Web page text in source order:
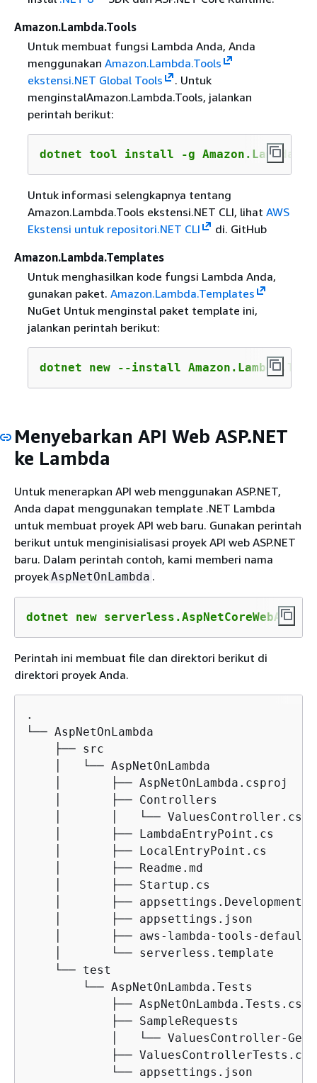
Amazon.Lambda.Tools
Untuk membuat fungsi Lambda Anda, Anda
menggunakan Amazon.Lambda.Tools
ekstensi.NET Global Tools
. Untuk
menginstalAmazon.Lambda.Tools, jalankan
perintah berikut:
dotnet tool install -g
Untuk informasi selengkapnya tentang
Amazon.Lambda.Tools ekstensi.NET CLI, lihat AWS
Ekstensi untuk repositori.NET CLI
di. GitHub
Amazon.Lambda.Templates
Untuk menghasilkan kode fungsi Lambda Anda,
gunakan paket. Amazon.Lambda.Templates
NuGet Untuk menginstal paket template ini,
jalankan perintah berikut:
dotnet new --install
Menyebarkan API Web ASP.NET
ke Lambda
Untuk menerapkan API web menggunakan ASP.NET,
Anda dapat menggunakan template .NET Lambda
untuk membuat proyek API web baru. Gunakan perintah
berikut untuk menginisialisasi proyek API web ASP.NET
baru. Dalam perintah contoh, kami memberi nama
proyekAspNetOnLambda .
dotnet new serverless.AspNetCoreWebAPI -n
Perintah ini membuat file dan direktori berikut di
direktori proyek Anda.
.
└── AspNetOnLambda
    ├── src
    │   └── AspNetOnLambda
    │       ├── AspNetOnLambda.csproj
    │       ├── Controllers
    │       │   └── ValuesController.cs
    │       ├── LambdaEntryPoint.cs
    │       ├── LocalEntryPoint.cs
    │       ├── Readme.md
    │       ├── Startup.cs
│       ├──
    │       ├── appsettings.json
│       ├── aws-lambda-tools-
    │       └── serverless.template
    └── test
        └── AspNetOnLambda.Tests
├──
            ├── SampleRequests
│   └── ValuesController-
            ├── ValuesControllerTests.cs
            └── appsettings.json